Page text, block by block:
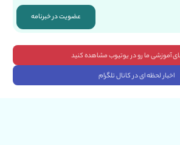
عضویت در خبرنامه
آموزشی ما رو در یوتیوب مشاهده کنید
اخبار لحظه ای در کانال تلگرام